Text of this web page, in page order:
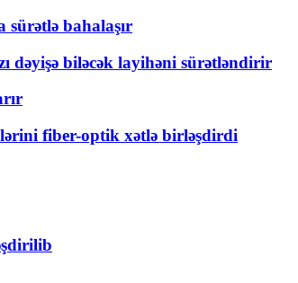
sürətlə bahalaşır
dəyişə biləcək layihəni sürətləndirir
fiber-optik xətlə birləşdirdi